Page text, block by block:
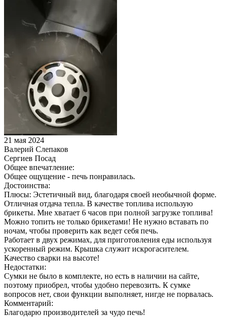
21 мая 2024
Валерий Слепаков
Сергиев Посад
Общее впечатление:
Общее ощущение - печь понравилась.
Достоинства:
Плюсы: Эстетичный вид, благодаря своей необычной форме.
Отличная отдача тепла. В качестве топлива использую
брикеты. Мне хватает 6 часов при полной загрузке топлива!
Можно топить не только брикетами! Не нужно вставать по
ночам, чтобы проверить как ведет себя печь.
Работает в двух режимах, для приготовления еды используя
ускоренный режим. Крышка служит искрогасителем.
Качество сварки на высоте!
Недостатки:
Сумки не было в комплекте, но есть в наличии на сайте,
поэтому приобрел, чтобы удобно перевозить. К сумке
вопросов нет, свои функции выполняет, нигде не порвалась.
Комментарий:
Благодарю производителей за чудо печь!